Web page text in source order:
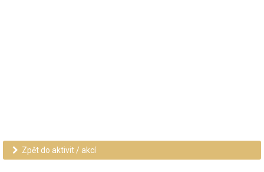
Zpět do aktivit / akcí